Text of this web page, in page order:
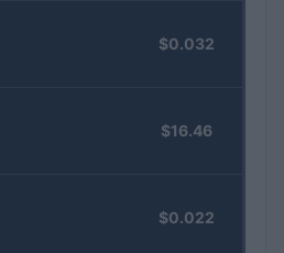
$0.032
$16.46
$0.022